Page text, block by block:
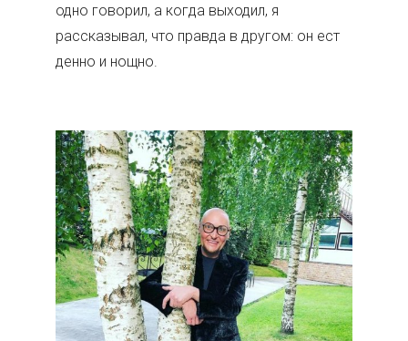
одно говорил, а когда выходил, я
рассказывал, что правда в другом: он ест
денно и нощно.